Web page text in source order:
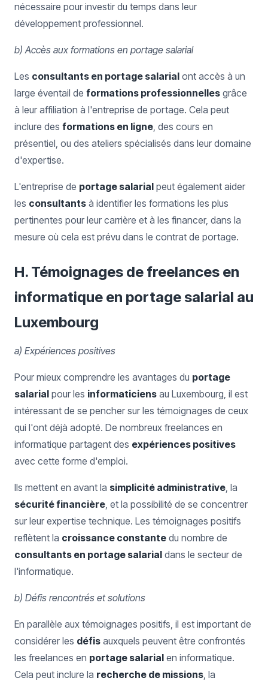
nécessaire pour investir du temps dans leur
développement professionnel.
b) Accès aux formations en portage salarial
Les consultants en portage salarial ont accès à un
large éventail de formations professionnelles grâce
à leur affiliation à l'entreprise de portage. Cela peut
inclure des formations en ligne, des cours en
présentiel, ou des ateliers spécialisés dans leur domaine
d'expertise.
L'entreprise de portage salarial peut également aider
les consultants à identifier les formations les plus
pertinentes pour leur carrière et à les financer, dans la
mesure où cela est prévu dans le contrat de portage.
H. Témoignages de freelances en
informatique en portage salarial au
Luxembourg
a) Expériences positives
Pour mieux comprendre les avantages du portage
salarial pour les informaticiens au Luxembourg, il est
intéressant de se pencher sur les témoignages de ceux
qui l'ont déjà adopté. De nombreux freelances en
informatique partagent des expériences positives
avec cette forme d'emploi.
Ils mettent en avant la simplicité administrative, la
sécurité financière, et la possibilité de se concentrer
sur leur expertise technique. Les témoignages positifs
reflètent la croissance constante du nombre de
consultants en portage salarial dans le secteur de
l'informatique.
b) Défis rencontrés et solutions
En parallèle aux témoignages positifs, il est important de
considérer les défis auxquels peuvent être confrontés
les freelances en portage salarial en informatique.
Cela peut inclure la recherche de missions, la